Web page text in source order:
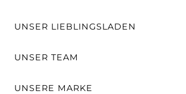
UNSER LIEBLINGSLADEN
UNSER TEAM
UNSERE MARKE